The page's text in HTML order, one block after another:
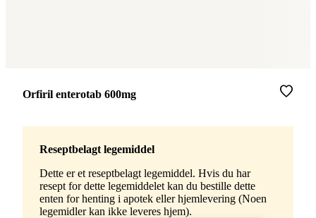
Merke:
Orfiril enterotab 600mg
Reseptbelagt legemiddel
Dette er et reseptbelagt legemiddel. Hvis du har
resept for dette legemiddelet kan du bestille dette
enten for henting i apotek eller hjemlevering (Noen
legemidler kan ikke leveres hjem).